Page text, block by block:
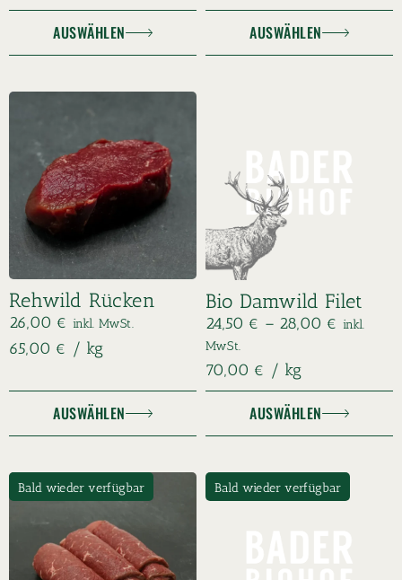
AUSWÄHLEN AUSWÄHLEN
Rehwild Rücken
26,00 € inkl. MwSt.
65,00 € / kg
AUSWÄHLEN
Bio Damwild Filet
24,50 € – 28,00 € inkl.
MwSt.
70,00 € / kg
AUSWÄHLEN
Bald wieder verfügbar Bald wieder verfügbar